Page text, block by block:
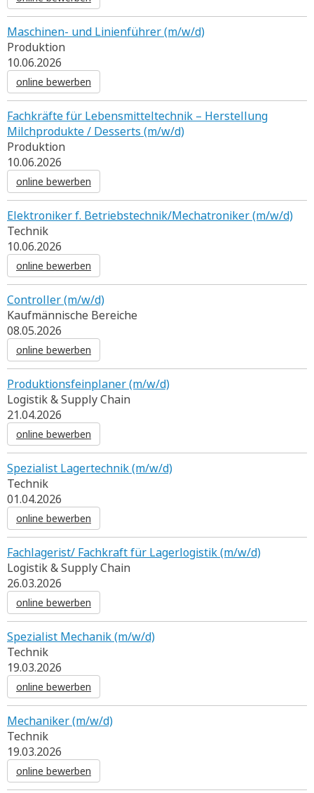
Maschinen- und Linienführer (m/w/d)
Produktion
10.06.2026
online bewerben
Fachkräfte für Lebensmitteltechnik – Herstellung
Milchprodukte / Desserts (m/w/d)
Produktion
10.06.2026
online bewerben
Elektroniker f. Betriebstechnik/Mechatroniker (m/w/d)
Technik
10.06.2026
online bewerben
Controller (m/w/d)
Kaufmännische Bereiche
08.05.2026
online bewerben
Produktionsfeinplaner (m/w/d)
Logistik & Supply Chain
21.04.2026
online bewerben
Spezialist Lagertechnik (m/w/d)
Technik
01.04.2026
online bewerben
Fachlagerist/ Fachkraft für Lagerlogistik (m/w/d)
Logistik & Supply Chain
26.03.2026
online bewerben
Spezialist Mechanik (m/w/d)
Technik
19.03.2026
online bewerben
Mechaniker (m/w/d)
Technik
19.03.2026
online bewerben